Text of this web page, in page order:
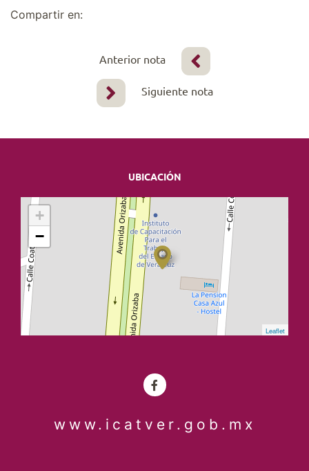
Compartir en:
Anterior nota
Siguiente nota
UBICACIÓN
+
−
Leaflet
www.icatver.gob.mx